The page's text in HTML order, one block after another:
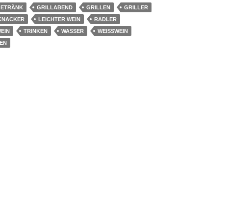
GRILLABEND GRILLEN
GRILLER
LEICHTER WEIN
RADLER
TRINKEN WASSER
WEISSWEIN